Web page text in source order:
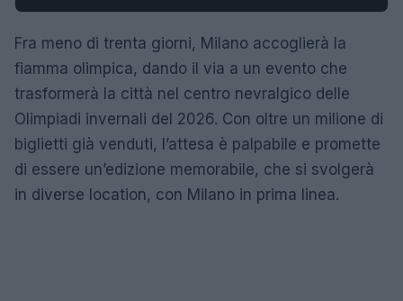
Fra meno di trenta giorni, Milano accoglierà la
fiamma olimpica, dando il via a un evento che
trasformerà la città nel centro nevralgico delle
Olimpiadi invernali del 2026. Con oltre un milione di
biglietti già venduti, l’attesa è palpabile e promette
di essere un’edizione memorabile, che si svolgerà
in diverse location, con Milano in prima linea.